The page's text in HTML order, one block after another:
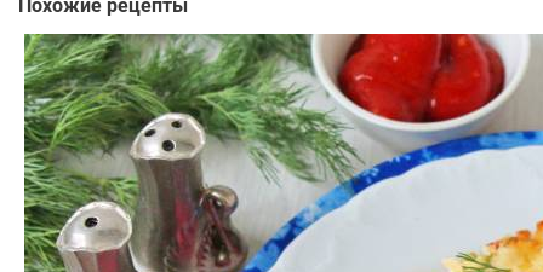
Похожие рецепты